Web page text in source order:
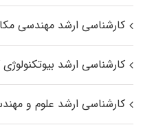
کارشناسی ارشد مهندسی
کارشناسی ارشد
کارشناسی ارشد علوم و